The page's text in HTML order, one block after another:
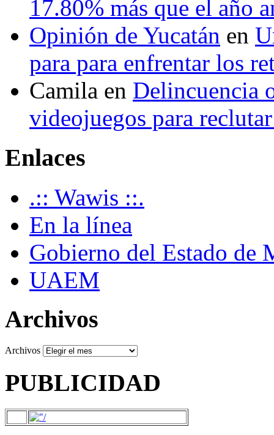
17.80% más que el año
Opinión de Yucatán en
para para enfrentar los
Camila en Delincuencia
videojuegos para
Enlaces
.:: Wawis ::.
En la línea
Gobierno del Estado de
UAEM
Archivos
Archivos
PUBLICIDAD